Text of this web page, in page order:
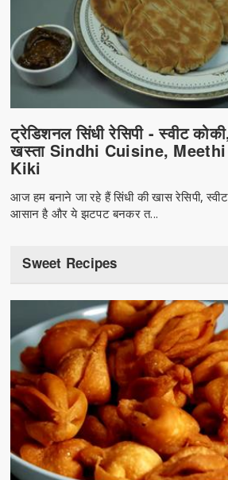
ट्रेडिशनल सिंधी रेसिपी - स्वीट
खस्ता Sindhi Cuisine,
Kiki
आज हम बनाने जा रहे हैं सिंधी की खास रेसिपी,
आसान है और ये झटपट बनकर त...
Sweet Recipes